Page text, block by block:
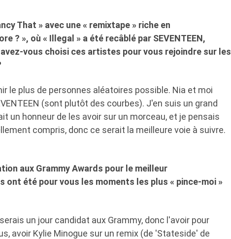
That » avec une « remixtape » riche en
? », où « Illegal » a été recâblé par SEVENTEEN,
vous choisi ces artistes pour vous rejoindre sur les
le plus de personnes aléatoires possible. Nia et moi
(sont plutôt des courbes). J'en suis un grand
un honneur de les avoir sur un morceau, et je pensais
compris, donc ce serait la meilleure voie à suivre.
aux Grammy Awards pour le meilleur
ont été pour vous les moments les plus « pince-moi »
un jour candidat aux Grammy, donc l'avoir pour
avoir Kylie Minogue sur un remix (de 'Stateside' de